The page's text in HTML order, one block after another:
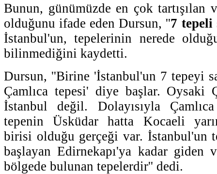
Bunun, günümüzde en çok tartışılan
olduğunu ifade eden Dursun, ''7 tepeli
İstanbul'un, tepelerinin nerede
bilinmediğini kaydetti.
Dursun, ''Birine 'İstanbul'un 7 tepeyi
Çamlıca tepesi' diye başlar. Oysaki
İstanbul değil. Dolayısıyla
tepenin Üsküdar hatta Kocaeli
birisi olduğu gerçeği var. İstanbul'un
başlayan Edirnekapı'ya kadar giden
bölgede bulunan tepelerdir'' dedi.